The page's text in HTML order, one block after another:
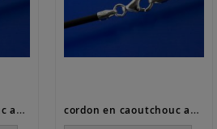
cordon en caoutchouc avec fermoir à mousqueton (ø 3 mm)
cordon en caoutchouc avec fermoir à mousqueton (ø 1.2 mm)